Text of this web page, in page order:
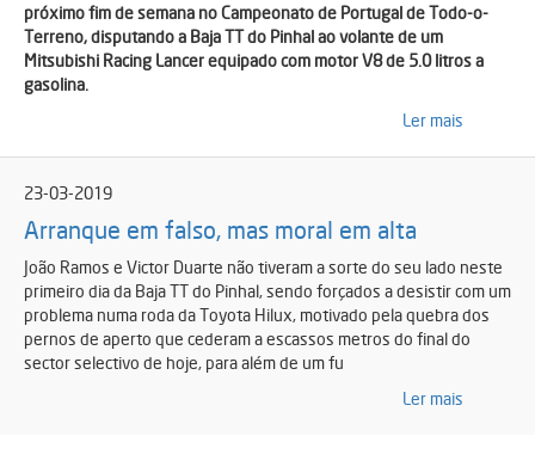
próximo fim de semana no Campeonato de Portugal de Todo-o-
Terreno, disputando a Baja TT do Pinhal ao volante de um
Mitsubishi Racing Lancer equipado com motor V8 de 5.0 litros a
gasolina.
Ler mais
23-03-2019
Arranque em falso, mas moral em alta
João Ramos e Victor Duarte não tiveram a sorte do seu lado neste
primeiro dia da Baja TT do Pinhal, sendo forçados a desistir com um
problema numa roda da Toyota Hilux, motivado pela quebra dos
pernos de aperto que cederam a escassos metros do final do
sector selectivo de hoje, para além de um fu
Ler mais